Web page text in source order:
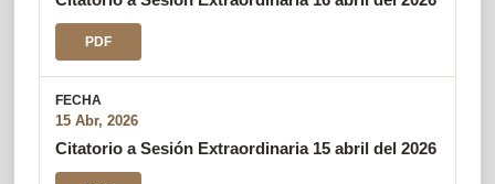
PDF
15 Abr, 2026
Citatorio a Sesión Extraordinaria 15 abril del 2026